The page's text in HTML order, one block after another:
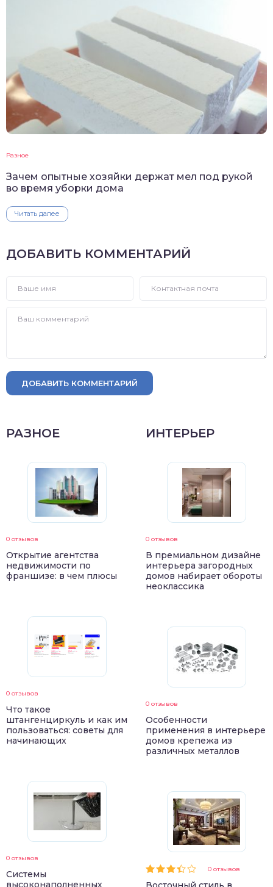
Разное
Зачем опытные хозяйки держат мел под рукой
во время уборки дома
Читать далее
ДОБАВИТЬ КОММЕНТАРИЙ
ДОБАВИТЬ КОММЕНТАРИЙ
РАЗНОЕ
0 отзывов
Открытие агентства
недвижимости по
франшизе: в чем плюсы
0 отзывов
Что такое
штангенциркуль и как им
пользоваться: советы для
начинающих
0 отзывов
Системы
высоконаполненных
ИНТЕРЬЕР
0 отзывов
В премиальном дизайне
интерьера загородных
домов набирает обороты
неоклассика
0 отзывов
Особенности
применения в интерьере
домов крепежа из
различных металлов
0 отзывов